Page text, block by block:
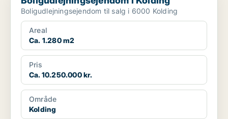
Boligudlejningsejendom til salg i 6000 Kolding
Areal
Ca. 1.280 m2
Pris
Ca. 10.250.000 kr.
Område
Kolding